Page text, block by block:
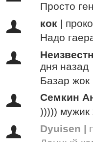
Просто
кок |
Надо
дня назад
Базар жок
Семкин
)))))
Dyuisen |